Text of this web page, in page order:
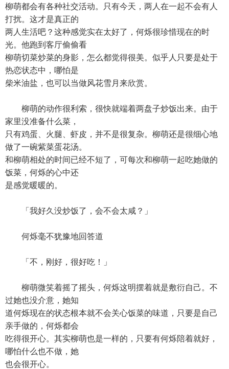
柳萌都会有各种社交活动。只有今天，两人在一起不会有人
打扰。这才是真正的
两人生活吧？这种感觉实在太好了，何烁很珍惜现在的时
光。他跑到客厅偷偷看
柳萌切菜炒菜的身影，怎么都觉得很美。似乎人只要是处于
热恋状态中，哪怕是
柴米油盐，也可以当做风花雪月来欣赏。
柳萌的动作很利索，很快就端着两盘子炒饭出来。由于
家里没准备什么菜，
只有鸡蛋、火腿、虾皮，并不是很复杂。柳萌还是很细心地
做了一碗紫菜蛋花汤。
和柳萌相处的时间已经不短了，可每次和柳萌一起吃她做的
饭菜，何烁的心中还
是感觉暖暖的。
「我好久没炒饭了，会不会太咸？」
何烁毫不犹豫地回答道
「不，刚好，很好吃！」
柳萌微笑着摇了摇头，何烁这明摆着就是敷衍自己。不
过她也没介意，她知
道何烁现在的状态根本就不会关心饭菜的味道，只要是自己
亲手做的，何烁都会
吃得很开心。其实柳萌也是一样的，只要有何烁陪着就好，
哪怕什么也不做，她
也会很开心。